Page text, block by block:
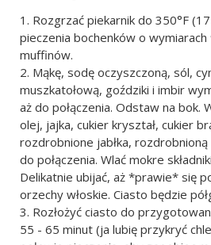
Rozgrzać piekarnik do 350°F
pieczenia bochenków o
muffinów.
Mąkę, sodę oczyszczoną, sól,
muszkatołową, goździki i imbir
aż do połączenia. Odstaw na bok.
olej, jajka, cukier kryształ, cukier
rozdrobnione jabłka,
do połączenia. Wlać mokre
Delikatnie ubijać, aż *prawie* się
orzechy włoskie. Ciasto będzie
Rozłożyć ciasto do
55 - 65 minut (ja lubię przykryć